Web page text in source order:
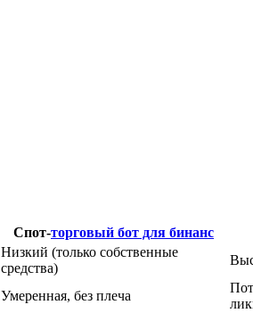
Спот-торговый бот для бинанс
Низкий (только собственные
средства)
Умеренная, без плеча